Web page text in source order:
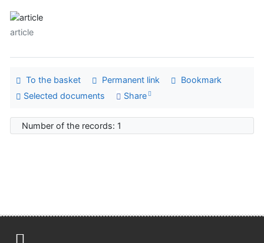
article
To the basket Permanent link
Bookmark
Selected documents
Share
Number of the records: 1